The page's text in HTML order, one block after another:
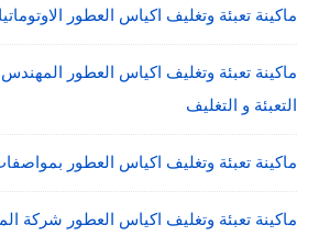
ماكينة تعبئة وتغليف اكياس العطور
ماكينة تعبئة وتغليف اكياس العطور
التعبئة و التغليف
ماكينة تعبئة وتغليف اكياس العطور
ماكينة تعبئة وتغليف اكياس العطور شركة